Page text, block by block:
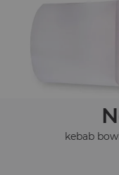
kebab